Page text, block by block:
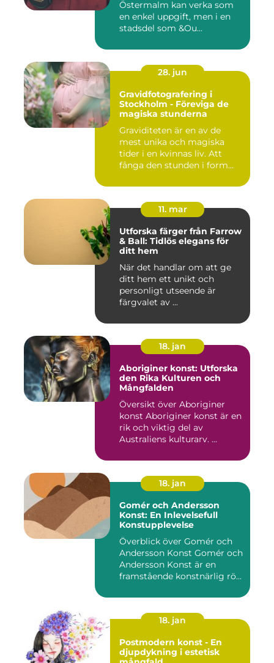
Östermalm kan verka som
en enkel uppgift, men i en
stadsdel som &Ou...
28. jun
Gravidfotografering i
Stockholm - Föreviga de
magiska stunderna
Graviditeten är en av de
mest unika och magiska
tider i en kvinnas liv. Att
fånga den stunden i form...
11. mar
Utforska färger från Farrow
& Ball: Tidlös elegans för
ditt hem
När det handlar om att ge
ditt hem ett unikt och
personligt utseende är
färgvalet av ...
18. jan
Aboriginer konst: Utforska
den Rika Kulturen och
Mångfalden
Översikt över Aboriginer
konst Aboriginer konst är en
rik och viktig del av
Australiens kulturarv. ...
18. jan
Gomér och Andersson
Konst: En Inlevelsefull
Konstupplevelse
Överblick över Gomér och
Andersson Konst Gomér och
Andersson Konst är en
framstående konstnärlig rö...
18. jan
Postmodern konst - En
djupdykning i estetisk